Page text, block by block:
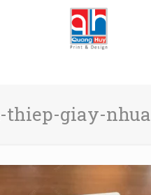
thiep-giay-nhua